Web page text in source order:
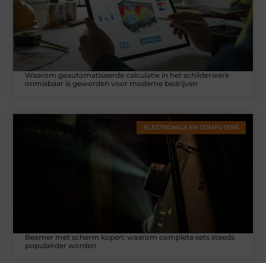
Waarom geautomatiseerde calculatie in het schilderwerk
onmisbaar is geworden voor moderne bedrijven
ELECTRONICA EN COMPUTERS
Beamer met scherm kopen: waarom complete sets steeds
populairder worden